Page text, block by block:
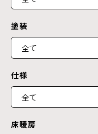
塗装
仕様
床暖房